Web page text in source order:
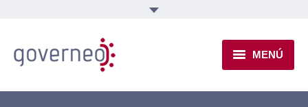
MENÚ
INSTITUCIONAL